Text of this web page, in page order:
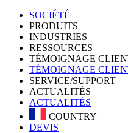
SOCIÉTÉ
PRODUITS
INDUSTRIES
RESSOURCES
TÉMOIGNAGE
TÉMOIGNAGE
SERVICE/SUPPORT
ACTUALITÉS
ACTUALITÉS
COUNTRY
DEVIS